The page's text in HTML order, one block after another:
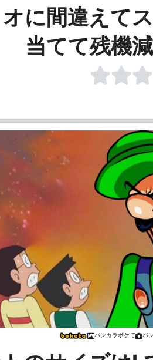
に間違えて
当てて残機
バンカラボケて バ